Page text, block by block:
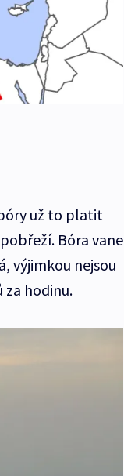
už to platit
Bóra vane
výjimkou nejsou
za hodinu.